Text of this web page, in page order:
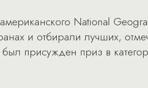
National
и отбирали лучших,
присужден приз в